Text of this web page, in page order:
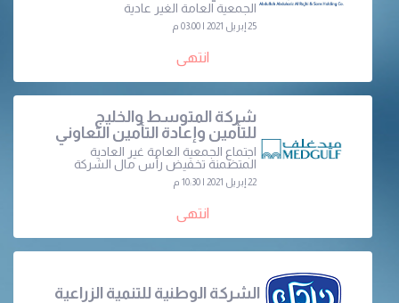
الجمعية العامة الغير عادية
25 إبريل 2021 | 03:00 م
انتهى
شركة المتوسط والخليج
للتأمين وإعادة التأمين التعاوني
اجتماع الجمعية العامة غير العادية
المتضمنة تخفيض رأس مال الشركة
22 إبريل 2021 | 10:30 م
انتهى
الشركة الوطنية للتنمية الزراعية